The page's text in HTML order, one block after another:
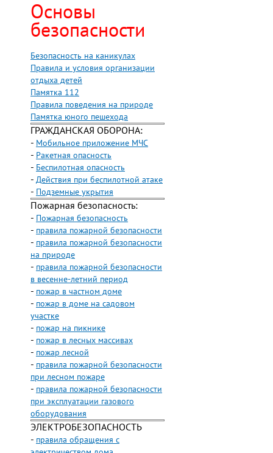
Основы
безопасности
Безопасность на каникулах
Правила и условия организации
отдыха детей
Памятка 112
Правила поведения на природе
Памятка юного пешехода
ГРАЖДАНСКАЯ ОБОРОНА:
- Мобильное приложение МЧС
- Ракетная опасность
- Беспилотная опасность
- Действия при беспилотной атаке
- Подземные укрытия
Пожарная безопасность:
- Пожарная безопасность
- правила пожарной безопасности
- правила пожарной безопасности
на природе
- правила пожарной безопасности
в весенне-летний период
- пожар в частном доме
- пожар в доме на садовом
участке
- пожар на пикнике
- пожар в лесных массивах
- пожар лесной
- правила пожарной безопасности
при лесном пожаре
- правила пожарной безопасности
при эксплуатации газового
оборудования
ЭЛЕКТРОБЕЗОПАСНОСТЬ
- правила обращения с